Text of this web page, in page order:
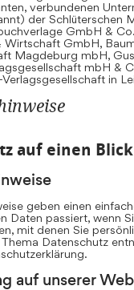
verbundenen
der Schlüterschen
GmbH &
Wirtschaft GmbH,
Magdeburg mbH,
mbH &
in
auf einen Blick
geben einen
Daten passiert, wenn
mit denen Sie
Datenschutz
auf unserer